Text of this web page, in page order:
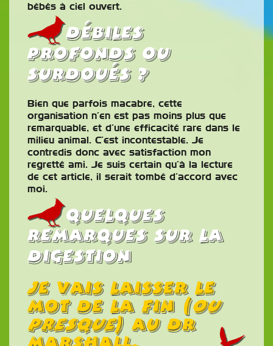
bébés à ciel ouvert.
Débiles
profonds ou
surdoués ?
Bien que parfois macabre, cette
organisation n’en est pas moins plus que
remarquable, et d’une efficacité rare dans le
milieu animal. C’est incontestable. Je
contredis donc avec satisfaction mon
regretté ami. Je suis certain qu’à la lecture
de cet article, il serait tombé d’accord avec
moi.
Quelques
remarques sur la
digestion
Je vais laisser le
mot de la fin (ou
presque) au Dr